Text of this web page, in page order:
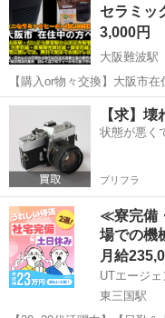
セラミッ
3,000円
大阪難波駅
【購入or物々交換】大阪市
でお取引可能！） 大阪駅（梅田）や上新庄駅、淡路駅、井高野駅から
天王寺駅までの区間であれ
木など、こちらの区間外で...
大阪 大阪市 大阪難
【求】
状態が悪く
プリフラ
≪寮完備
場での機
月給
UTエージェ
東三国駅